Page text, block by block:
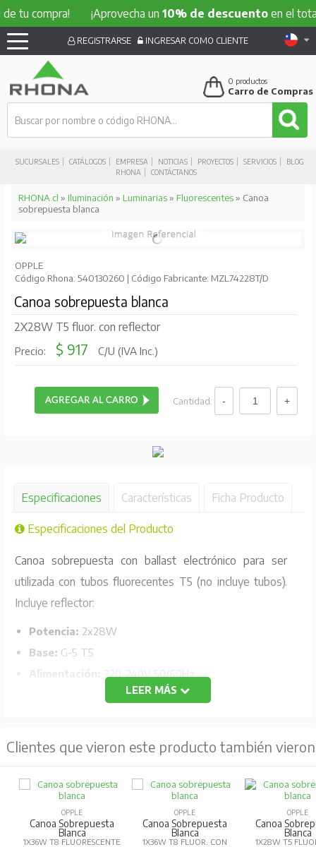
¡Aprovecha un10% de descuentoen el total de tu
SUCURSALES CATÁLOGOS EMPRESA NOTICIAS PROYECTOS SERVICIOS
BLOG
RHONA
CONTÁCTANOS
REGISTRARSE INGRESAR COMO CLIENTE
0 productos
Carro de Compras
RHONA.cl » Iluminación » Luminarias» Fluorescentes» Canoa
sobrepuesta blanca
OPPLE
Código Rhona: 540130260 | Código Fabricante: MZL74228T/D
Canoa sobrepuesta blanca
2X28W T5 fluor. con reflector
Precio: $ 917 C/U (IVA Inc.)
Cantidad:
Especificaciones Características Ficha Producto
Especificaciones del Producto
Canoa sobrepuesta con ballast electrónico para ser
utilizada con tubos fluorecentes T5 (no incluye tubos).
Incluye reflector:
Potencia: 2x28W
Base: G-5 T5
Alimentación:
220-240V 50/60Hz
Dimensiones:
1194*208*168 mm.
LEER MÁS
Clientes que vieron este producto también vieron
OPPLE
Canoa Sobrepuesta
Blanca
1X36W T8 FLUORESCENTE
OPPLE
Canoa Sobrepuesta
Blanca
1X36W T8 FLUOR. CON
OPPLE
Canoa
Blanca
1X28W T5